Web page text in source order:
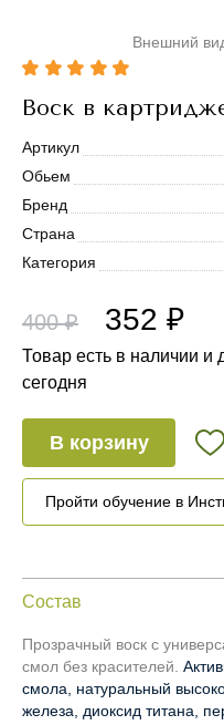
Внешний
Воск в
Артикул
Обьем
Бренд
Страна
Категория
400 ₽ 352 ₽
Товар есть в наличии и
сегодня
В корзину
Пройти обучение в
Состав
Прозрачный воск с
смол без красителей.
смола, натуральный
железа, диоксид титана,